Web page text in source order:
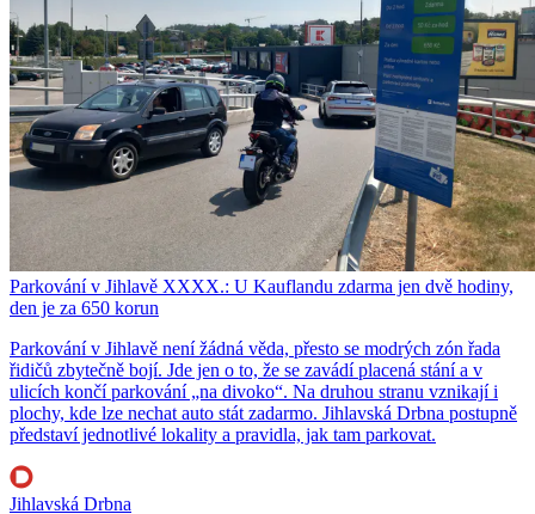
Parkování v Jihlavě XXXX.: U Kauflandu zdarma jen dvě hodiny,
den je za 650 korun
Parkování v Jihlavě není žádná věda, přesto se modrých zón řada
řidičů zbytečně bojí. Jde jen o to, že se zavádí placená stání a v
ulicích končí parkování „na divoko“. Na druhou stranu vznikají i
plochy, kde lze nechat auto stát zadarmo. Jihlavská Drbna postupně
představí jednotlivé lokality a pravidla, jak tam parkovat.
Jihlavská Drbna